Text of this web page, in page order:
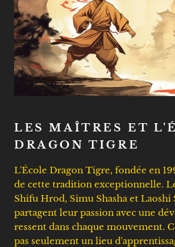
LES MAÎTRES ET
DRAGON TIGRE
L'École Dragon Tigre, fondée en
de cette tradition exceptionnelle.
Shifu Hrod, Simu Shasha et Laoshi
partagent leur passion avec une
ressent dans chaque mouvement.
pas seulement un lieu